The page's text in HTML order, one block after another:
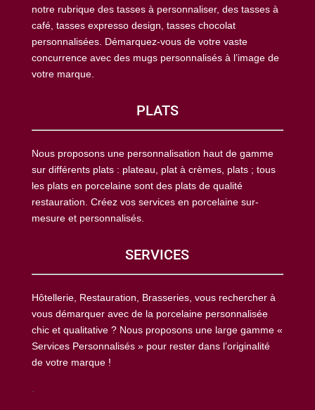
notre rubrique des tasses à personnaliser, des tasses à
café, tasses expresso design, tasses chocolat
personnalisées. Démarquez-vous de votre vaste
concurrence avec des mugs personnalisés à l’image de
votre marque.
PLATS
Nous proposons une personnalisation haut de gamme
sur différents plats : plateau, plat à crèmes, plats ; tous
les plats en porcelaine sont des plats de qualité
restauration. Créez vos services en porcelaine sur-
mesure et personnalisés.
SERVICES
Hôtellerie, Restauration, Brasseries, vous rechercher à
vous démarquer avec de la porcelaine personnalisée
chic et qualitative ? Nous proposons une large gamme «
Services Personnalisés » pour rester dans l’originalité
de votre marque !